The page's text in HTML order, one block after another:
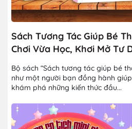
Sách Tương Tác Giúp Bé
Chơi Vừa Học, Khơi Mở Tư
Bộ sách “Sách tương tác giúp bé
như một người bạn đồng hành
khám phá những kiến thức đầu...